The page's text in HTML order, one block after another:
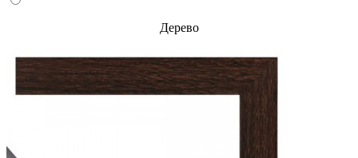
Дерево